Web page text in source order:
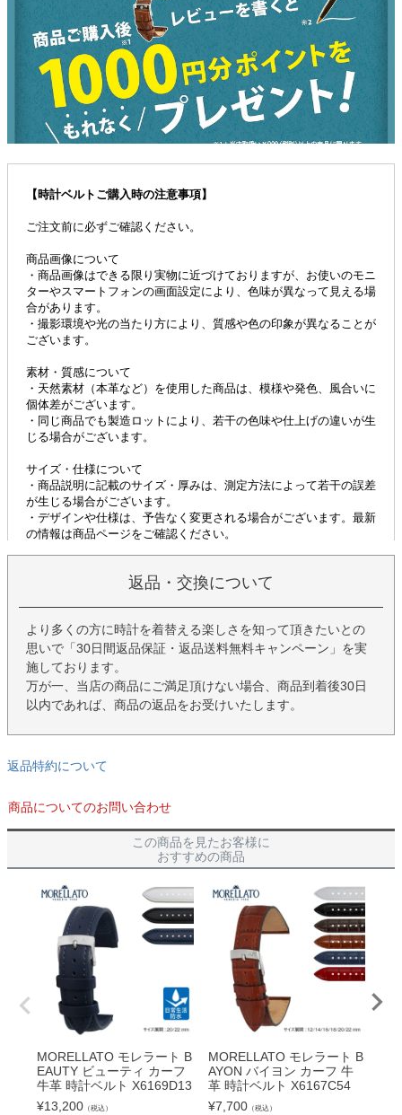
返品・交換について
より多くの方に時計を着替える楽しさを知って頂きたいとの
思いで「30日間返品保証・返品送料無料キャンペーン」を実
施しております。
万が一、当店の商品にご満足頂けない場合、商品到着後30日
以内であれば、商品の返品をお受けいたします。
返品特約について
商品についてのお問い合わせ
この商品を見たお客様に
おすすめの商品
MORELLATO モレラート B
EAUTY ビューティ カーフ
牛革 時計ベルト X6169D13
¥13,200 （税込）
MORELLATO モレラート B
AYON バイヨン カーフ 牛
革 時計ベルト X6167C54
¥7,700 （税込）